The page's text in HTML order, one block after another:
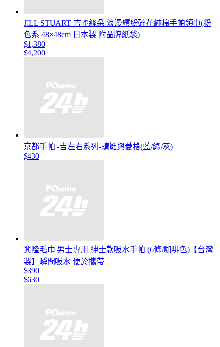
JILL STUART 吉麗絲朵 浪漫繽紛碎花純棉手帕領巾(粉
色系 48×48cm 日本製 附品牌紙袋)
$1,380
$4,200
京都手帕 -吉左右系列-蜻蜓與菱格(藍/綠/灰)
$430
興隆毛巾 男士專用 紳士款吸水手帕 (6條/咖啡色)【台灣
製】瞬間吸水 便於攜帶
$390
$630